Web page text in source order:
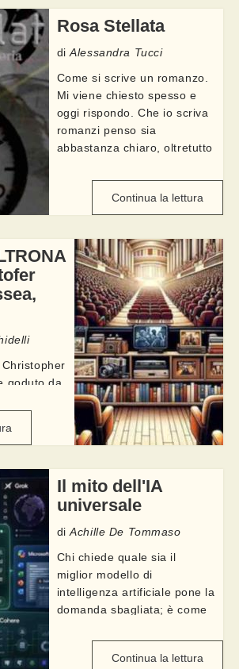
fonti, e
Rosa Stellata
diAlessandra Tucci
Come si scrive un romanzo.
Mi viene chiesto spesso e
oggi rispondo. Che io scriva
romanzi penso sia
abbastanza chiaro, oltretutto
quindi dire come scrivo io e
lo faccio raccontando del
mio romanzo ...
Continua la lettura
goduto da
di
Il mito dell'IA
universale
diAchille De Tommaso
Chi chiede quale sia il
miglior modello di
intelligenza artificiale pone la
domanda sbagliata; è come
veicolo senza dire se deve
attraversare un deserto o
Continua la lettura